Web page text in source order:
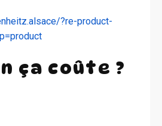
?re-product-
ça coûte ?